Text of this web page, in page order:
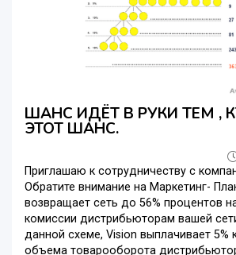
ШАНС ИДЁТ В РУКИ ТЕМ ,
ЭТОТ ШАНС.
Приглашаю к сотрудничеству с
Обратите внимание на Маркетинг-
возвращает сеть до 56% процентов
комиссии дистрибьюторам вашей
данной схеме, Vision выплачивает 5%
объема товарооборота